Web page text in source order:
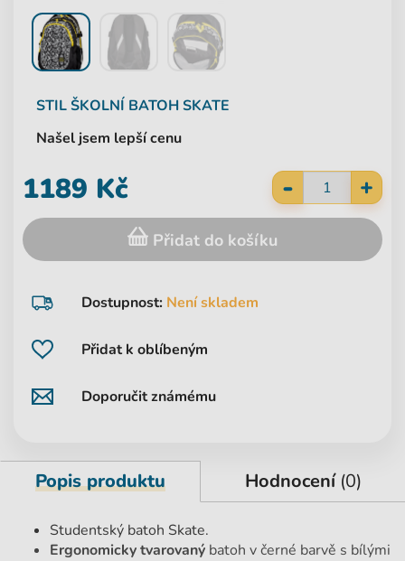
STILŠKOLNÍ BATOH SKATE
Našel jsem lepší cenu
Přidat k oblíbeným
Doporučit známému
Dostupnost: Není skladem
- +
1189 Kč
Přidat do košíku
Popis produktu Hodnocení (0)
Studentský batoh Skate.
Ergonomicky tvarovaný batoh v černé barvě s bílými